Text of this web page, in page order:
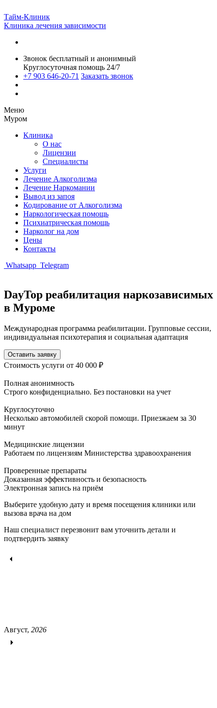
Тайм-Клиник
Клиника лечения зависимости
Звонок бесплатный и анонимный
Круглосуточная помощь 24/7
+7 903 646-20-71 Заказать звонок
Меню
Муром
Клиника
О нас
Лицензии
Специалисты
Услуги
Лечение Алкоголизма
Лечение Наркомании
Вывод из запоя
Кодирование от Алкоголизма
Наркологическая помощь
Психиатрическая помощь
Нарколог на дом
Цены
Контакты
Whatsapp Telegram
DayTop реабилитация наркозависимых
в Муроме
Международная программа реабилитации. Групповые сессии,
индивидуальная психотерапия и социальная адаптация
Оставить заявку
Стоимость услуги от 40 000 ₽
Полная анонимность
Строго конфиденциально. Без постановки на учет
Круглосуточно
Несколько автомобилей скорой помощи. Приезжаем за 30
минут
Медицинские лицензии
Работаем по лицензиям Министерства здравоохранения
Проверенные препараты
Доказанная эффективность и безопасность
Электронная запись на приём
Выберите удобную дату и время посещения клиники или
вызова врача на дом
Наш специалист перезвонит вам уточнить детали и
подтвердить заявку
Август, 2026